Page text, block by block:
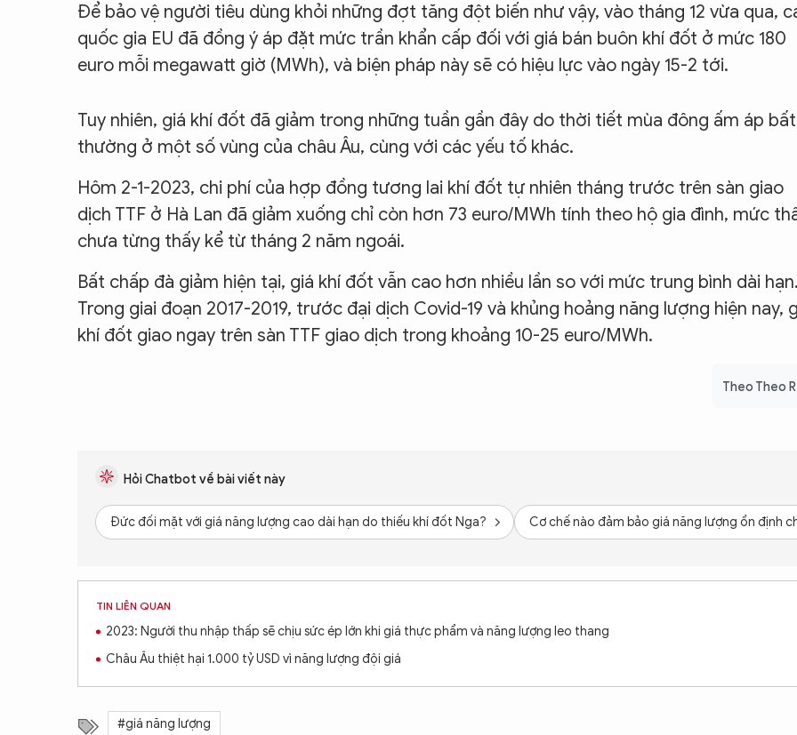
Để bảo vệ người tiêu dùng khỏi những đợt tăng đột biến như vậy, vào tháng 12 vừa qua,
quốc gia EU đã đồng ý áp đặt mức trần khẩn cấp đối với giá bán buôn khí đốt ở mức 180
euro mỗi megawatt giờ (MWh), và biện pháp này sẽ có hiệu lực vào ngày 15-2 tới.
Tuy nhiên, giá khí đốt đã giảm trong những tuần gần đây do thời tiết mùa đông ấm áp bất
thường ở một số vùng của châu Âu, cùng với các yếu tố khác.
Hôm 2-1-2023, chi phí của hợp đồng tương lai khí đốt tự nhiên tháng trước trên sàn giao
dịch TTF ở Hà Lan đã giảm xuống chỉ còn hơn 73 euro/MWh tính theo hộ gia đình, mức
chưa từng thấy kể từ tháng 2 năm ngoái.
Bất chấp đà giảm hiện tại, giá khí đốt vẫn cao hơn nhiều lần so với mức trung bình dài
Trong giai đoạn 2017-2019, trước đại dịch Covid-19 và khủng hoảng năng lượng hiện nay,
khí đốt giao ngay trên sàn TTF giao dịch trong khoảng 10-25 euro/MWh.
Theo Theo
Hỏi Chatbot về bài viết này
Đức đối mặt với giá năng lượng cao dài hạn do thiếu khí đốt Nga? Cơ chế nào đảm bảo giá năng lượng ổn định
TIN LIÊN QUAN
2023: Người thu nhập thấp sẽ chịu sức ép lớn khi giá thực phẩm và năng lượng leo thang
Châu Âu thiệt hại 1.000 tỷ USD vì năng lượng đội giá
#giá năng lượng